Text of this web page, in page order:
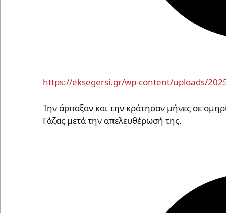
https://eksegersi.gr/wp-content/uploads/
Την άρπαξαν και την κράτησαν μήνες σε
Γάζας μετά την απελευθέρωσή της.